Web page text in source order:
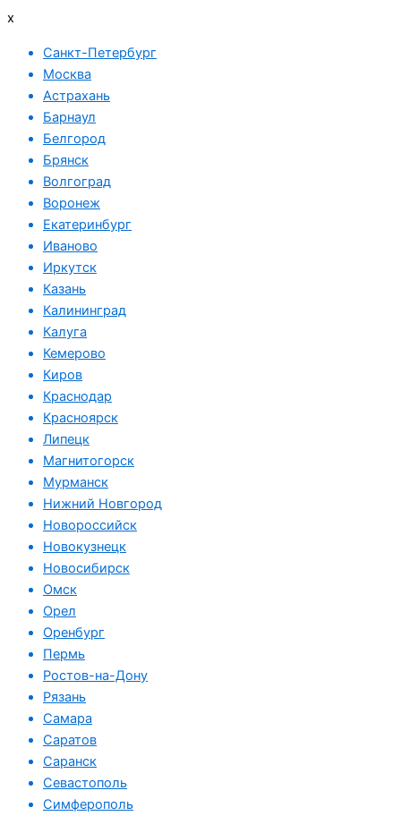
x
Санкт-Петербург
Москва
Астрахань
Барнаул
Белгород
Брянск
Волгоград
Воронеж
Екатеринбург
Иваново
Иркутск
Казань
Калининград
Калуга
Кемерово
Киров
Краснодар
Красноярск
Липецк
Магнитогорск
Мурманск
Нижний Новгород
Новороссийск
Новокузнецк
Новосибирск
Омск
Орел
Оренбург
Пермь
Ростов-на-Дону
Рязань
Самара
Саратов
Саранск
Севастополь
Симферополь